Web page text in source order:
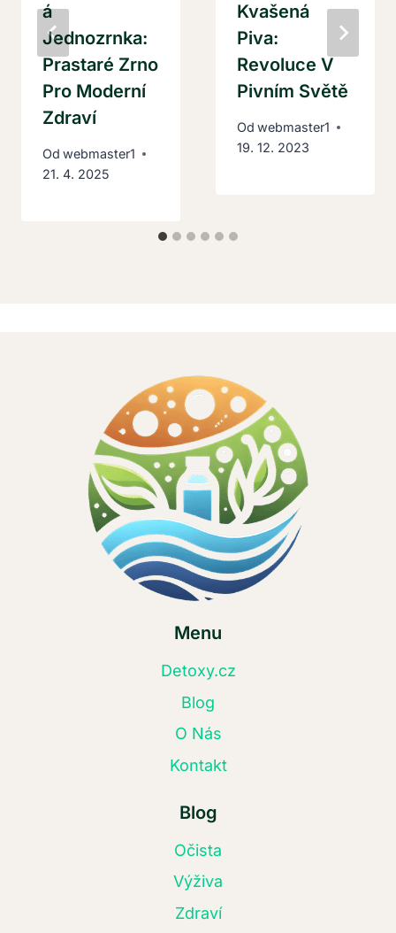
Á
Jednozrnka:
Prastaré Zrno
Pro Moderní
Zdraví
Od webmaster1
21. 4. 2025
Kvašená
Piva:
Revoluce V
Pivním Světě
Od webmaster1
19. 12. 2023
Menu
Detoxy.cz
Blog
O Nás
Kontakt
Blog
Očista
Výživa
Zdraví